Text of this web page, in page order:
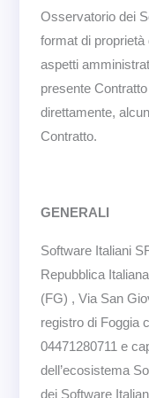
Osservatorio dei
format di proprietà
aspetti
presente
direttamente,
Contratto.
GENERALI
Software Italiani
Repubblica
(FG) , Via San
registro di Foggia
04471280711 e
dell’ecosistema
dei Software